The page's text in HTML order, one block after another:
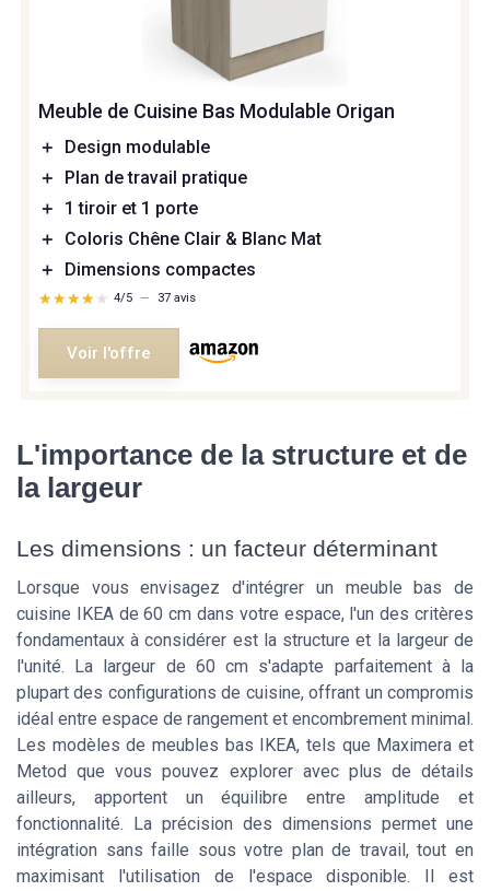
Meuble de Cuisine Bas Modulable Origan
＋
Design modulable
＋
Plan de travail pratique
＋
1 tiroir et 1 porte
＋
Coloris Chêne Clair & Blanc Mat
＋
Dimensions compactes
★★★★★
★★★★★ 4/5 — 37 avis
Voir l'offre
L'importance de la structure et de
la largeur
Les dimensions : un facteur déterminant
Lorsque vous envisagez d'intégrer un meuble bas de
cuisine IKEA de 60 cm dans votre espace, l'un des critères
fondamentaux à considérer est la structure et la largeur de
l'unité. La largeur de 60 cm s'adapte parfaitement à la
plupart des configurations de cuisine, offrant un compromis
idéal entre espace de rangement et encombrement minimal.
Les modèles de meubles bas IKEA, tels que Maximera et
Metod que vous pouvez explorer avec plus de détails
ailleurs, apportent un équilibre entre amplitude et
fonctionnalité. La précision des dimensions permet une
intégration sans faille sous votre plan de travail, tout en
maximisant l'utilisation de l'espace disponible. Il est